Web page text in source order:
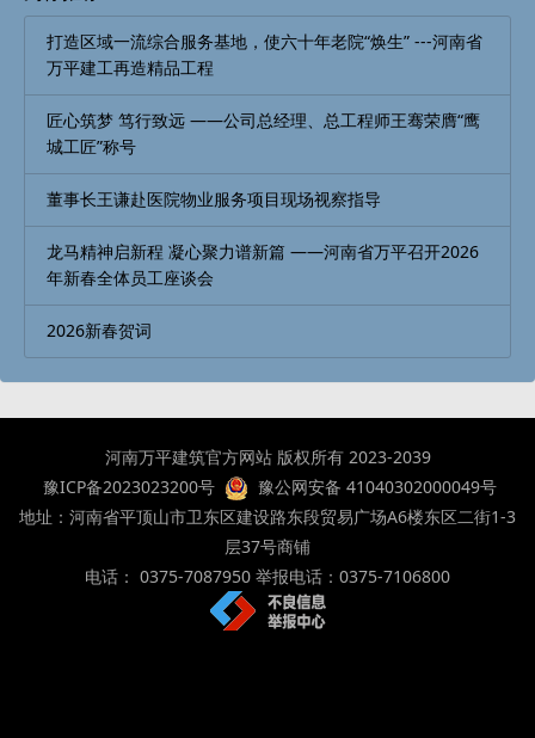
打造区域一流综合服务基地，使六十年老院“焕生” ---河南省
万平建工再造精品工程
匠心筑梦 笃行致远 ——公司总经理、总工程师王骞荣膺“鹰
城工匠”称号
董事长王谦赴医院物业服务项目现场视察指导
龙马精神启新程 凝心聚力谱新篇 ——河南省万平召开2026
年新春全体员工座谈会
2026新春贺词
河南万平建筑官方网站 版权所有 2023-2039
豫ICP备2023023200号
豫公网安备 41040302000049号
地址：河南省平顶山市卫东区建设路东段贸易广场A6楼东区二街1-3
层37号商铺
电话： 0375-7087950 举报电话：0375-7106800